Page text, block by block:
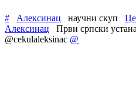
# Алексинац научни скуп
Алексинац
Први српски
@cekulaleksinac @